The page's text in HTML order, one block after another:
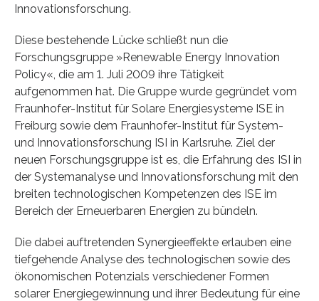
Innovationsforschung.
Diese bestehende Lücke schließt nun die
Forschungsgruppe »Renewable Energy Innovation
Policy«, die am 1. Juli 2009 ihre Tätigkeit
aufgenommen hat. Die Gruppe wurde gegründet vom
Fraunhofer-Institut für Solare Energiesysteme ISE in
Freiburg sowie dem Fraunhofer-Institut für System-
und Innovationsforschung ISI in Karlsruhe. Ziel der
neuen Forschungsgruppe ist es, die Erfahrung des ISI in
der Systemanalyse und Innovationsforschung mit den
breiten technologischen Kompetenzen des ISE im
Bereich der Erneuerbaren Energien zu bündeln.
Die dabei auftretenden Synergieeffekte erlauben eine
tiefgehende Analyse des technologischen sowie des
ökonomischen Potenzials verschiedener Formen
solarer Energiegewinnung und ihrer Bedeutung für eine